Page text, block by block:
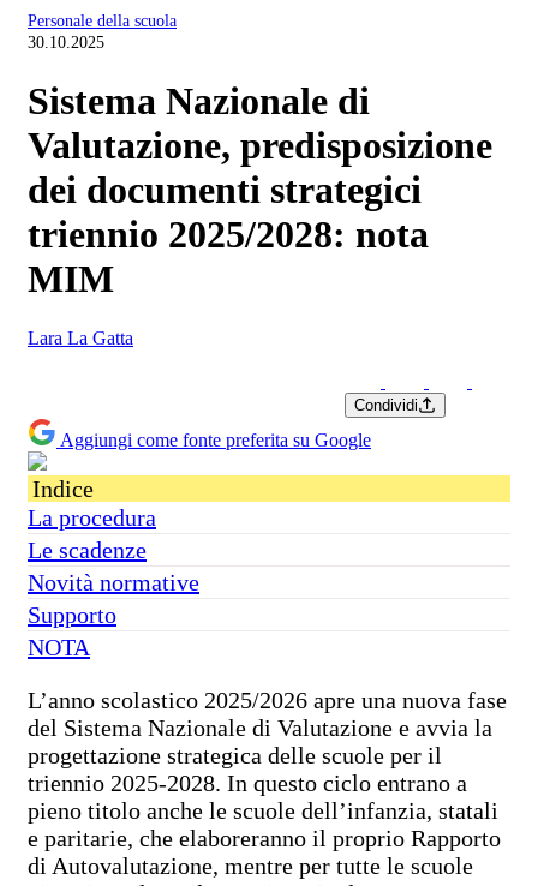
Personale della scuola
30.10.2025
Sistema Nazionale di
Valutazione, predisposizione
dei documenti strategici
triennio 2025/2028: nota
MIM
Lara La Gatta
Condividi
Aggiungi come fonte preferita su Google
Indice
La procedura
Le scadenze
Novità normative
Supporto
NOTA
L’anno scolastico 2025/2026 apre una nuova fase
del Sistema Nazionale di Valutazione e avvia la
progettazione strategica delle scuole per il
triennio 2025-2028. In questo ciclo entrano a
pieno titolo anche le scuole dell’infanzia, statali
e paritarie, che elaboreranno il proprio Rapporto
di Autovalutazione, mentre per tutte le scuole